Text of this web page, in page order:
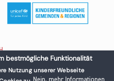
Austria
bestmögliche Funktionalität
Nutzung unserer Webseite
Nein, mehr Informationen